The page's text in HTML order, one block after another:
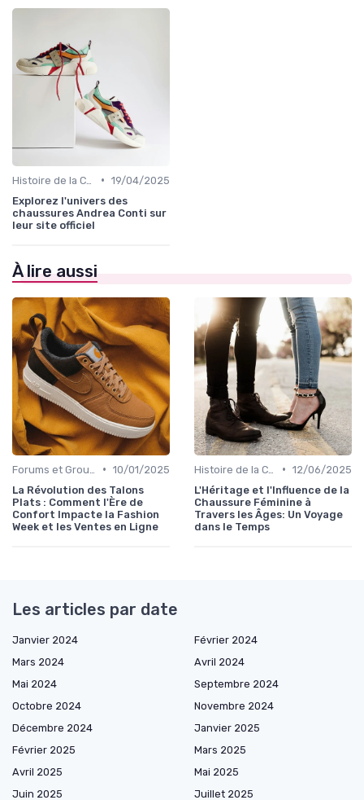
• 19/04/2025
Explorez l'univers des
chaussures Andrea Conti sur
leur site officiel
À lire aussi
• 10/01/2025
La Révolution des Talons
Plats : Comment l'Ère de
Confort Impacte la Fashion
Week et les Ventes en Ligne
• 12/06/2025
L'Héritage et l'Influence de la
Chaussure Féminine à
Travers les Âges: Un Voyage
dans le Temps
Les articles par date
Janvier 2024
Février 2024
Mars 2024
Avril 2024
Mai 2024
Septembre 2024
Octobre 2024
Novembre 2024
Décembre 2024
Janvier 2025
Février 2025
Mars 2025
Avril 2025
Mai 2025
Juin 2025
Juillet 2025